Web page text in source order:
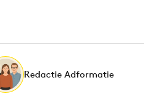
Redactie Adformatie